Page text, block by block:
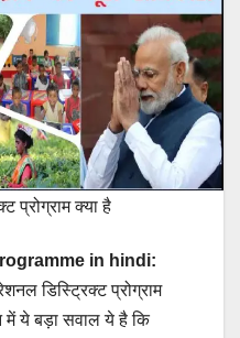
प्रोग्राम क्या है
in hindi:
डिस्ट्रिक्ट प्रोग्राम
ये बड़ा सवाल ये है कि